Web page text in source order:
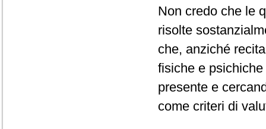
Non credo che le
risolte
che, anziché
fisiche e
presente e
come criteri di